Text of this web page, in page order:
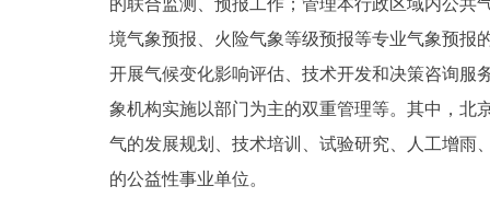
的联合监测、预报工作；管理本行政区域内公共
境气象预报、火险气象等级预报等专业气象预报
开展气候变化影响评估、技术开发和决策咨询服
象机构实施以部门为主的双重管理等。其中，北
气的发展规划、技术培训、试验研究、人工增雨
的公益性事业单位。